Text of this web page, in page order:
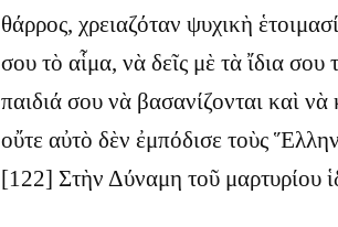
θάρρος, χρειαζόταν ψυχικὴ
σου τὸ αἷμα, νὰ δεῖς μὲ τὰ ἴδια
παιδιά σου νὰ βασανίζονται καὶ
οὔτε αὐτὸ δὲν ἐμπόδισε τοὺς
[122] Στὴν Δύναμη τοῦ μαρτυρίου